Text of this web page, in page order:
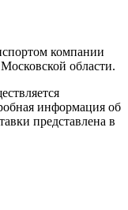
компании
области.
информация об
представлена в